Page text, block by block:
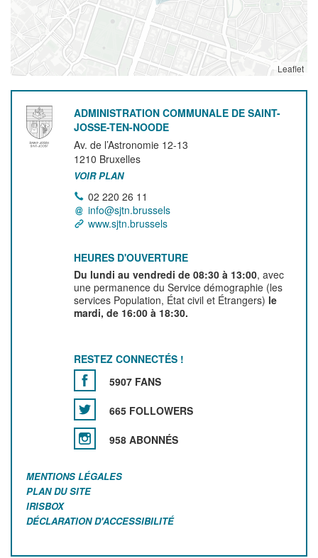
Leaflet
ADMINISTRATION COMMUNALE DE SAINT-
JOSSE-TEN-NOODE
Av. de l’Astronomie 12-13
1210 Bruxelles
VOIR PLAN
02 220 26 11
info@sjtn.brussels
www.sjtn.brussels
HEURES D'OUVERTURE
Du lundi au vendredi de 08:30 à 13:00, avec
une permanence du Service démographie (les
services Population, État civil et Étrangers) le
mardi, de 16:00 à 18:30.
RESTEZ CONNECTÉS !
5907 FANS
665 FOLLOWERS
958 ABONNÉS
MENTIONS LÉGALES
PLAN DU SITE
IRISBOX
DÉCLARATION D'ACCESSIBILITÉ